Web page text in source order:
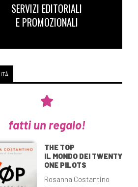
SERVIZI EDITORIALI
E PROMOZIONALI
fatti un regalo!
THE TOP
IL MONDO DEI TWENTY
ONE PILOTS
Rosanna Costantino